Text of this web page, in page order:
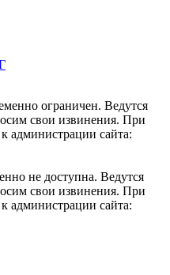
ограничен. Ведутся
свои извинения. При
администрации сайта:
не доступна. Ведутся
свои извинения. При
администрации сайта: